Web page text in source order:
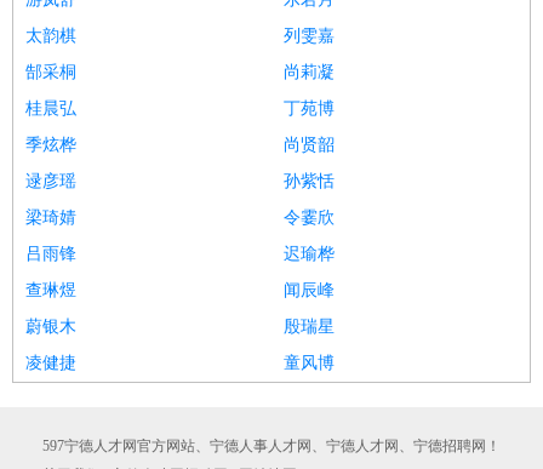
太韵棋
列雯嘉
郜采桐
尚莉凝
桂晨弘
丁苑博
季炫桦
尚贤韶
逯彦瑶
孙紫恬
梁琦婧
令霎欣
吕雨锋
迟瑜桦
查琳煜
闻辰峰
蔚银木
殷瑞星
凌健捷
童风博
597宁德人才网官方网站、宁德人事人才网、宁德人才网、宁德招聘网！